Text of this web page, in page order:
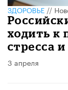
ЗДОРОВЬЕ//
ходить к
стресса
3 апреля